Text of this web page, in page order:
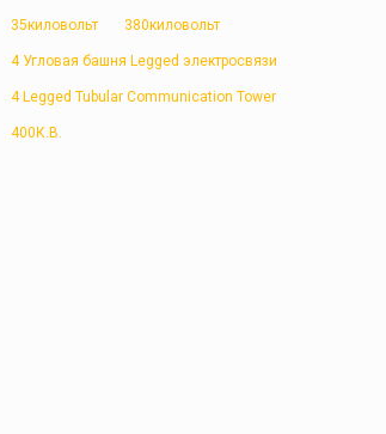
35киловольт 380киловольт
4 Угловая башня Legged электросвязи
4 Legged Tubular Communication Tower
400К.В.